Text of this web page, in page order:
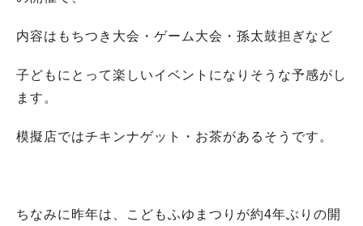
内容はもちつき大会・ゲーム大会・孫太鼓担ぎなど
子どもにとって楽しいイベントになりそうな予感がし
ます。
模擬店ではチキンナゲット・お茶があるそうです。
ちなみに昨年は、こどもふゆまつりが約4年ぶりの開